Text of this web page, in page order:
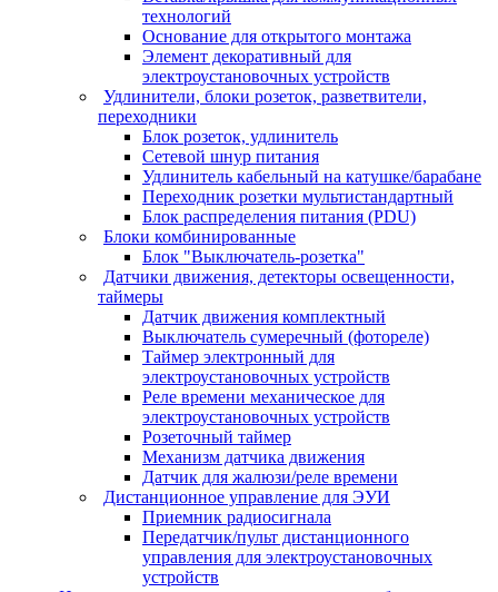
технологий
Основание для открытого монтажа
Элемент декоративный для
электроустановочных устройств
Удлинители, блоки розеток, разветвители,
переходники
Блок розеток, удлинитель
Сетевой шнур питания
Удлинитель кабельный на катушке/барабане
Переходник розетки мультистандартный
Блок распределения питания (PDU)
Блоки комбинированные
Блок "Выключатель-розетка"
Датчики движения, детекторы освещенности,
таймеры
Датчик движения комплектный
Выключатель сумеречный (фотореле)
Таймер электронный для
электроустановочных устройств
Реле времени механическое для
электроустановочных устройств
Розеточный таймер
Механизм датчика движения
Датчик для жалюзи/реле времени
Дистанционное управление для ЭУИ
Приемник радиосигнала
Передатчик/пульт дистанционного
управления для электроустановочных
устройств